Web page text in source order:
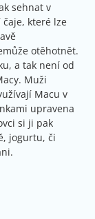
sehnat v
které lze
otěhotnět.
a tak není od
Muži
Macu v
upravena
si ji pak
jogurtu, či